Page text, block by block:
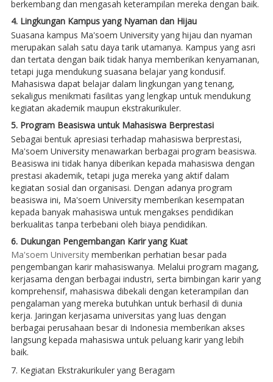
berkembang dan mengasah keterampilan mereka dengan baik.
4. Lingkungan Kampus yang Nyaman dan Hijau
Suasana kampus Ma'soem University yang hijau dan nyaman
merupakan salah satu daya tarik utamanya. Kampus yang asri
dan tertata dengan baik tidak hanya memberikan kenyamanan,
tetapi juga mendukung suasana belajar yang kondusif.
Mahasiswa dapat belajar dalam lingkungan yang tenang,
sekaligus menikmati fasilitas yang lengkap untuk mendukung
kegiatan akademik maupun ekstrakurikuler.
5. Program Beasiswa untuk Mahasiswa Berprestasi
Sebagai bentuk apresiasi terhadap mahasiswa berprestasi,
Ma'soem University menawarkan berbagai program beasiswa.
Beasiswa ini tidak hanya diberikan kepada mahasiswa dengan
prestasi akademik, tetapi juga mereka yang aktif dalam
kegiatan sosial dan organisasi. Dengan adanya program
beasiswa ini, Ma'soem University memberikan kesempatan
kepada banyak mahasiswa untuk mengakses pendidikan
berkualitas tanpa terbebani oleh biaya pendidikan.
6. Dukungan Pengembangan Karir yang Kuat
Ma'soem University memberikan perhatian besar pada
pengembangan karir mahasiswanya. Melalui program magang,
kerjasama dengan berbagai industri, serta bimbingan karir yang
komprehensif, mahasiswa dibekali dengan keterampilan dan
pengalaman yang mereka butuhkan untuk berhasil di dunia
kerja. Jaringan kerjasama universitas yang luas dengan
berbagai perusahaan besar di Indonesia memberikan akses
langsung kepada mahasiswa untuk peluang karir yang lebih
baik.
7. Kegiatan Ekstrakurikuler yang Beragam